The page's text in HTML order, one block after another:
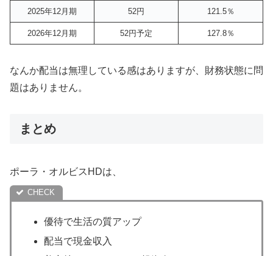
2025年12月期 52円 121.5％
2026年12月期 52円予定 127.8％
なんか配当は無理している感はありますが、財務状態に問
題はありません。
まとめ
ポーラ・オルビスHDは、
優待で生活の質アップ
配当で現金収入